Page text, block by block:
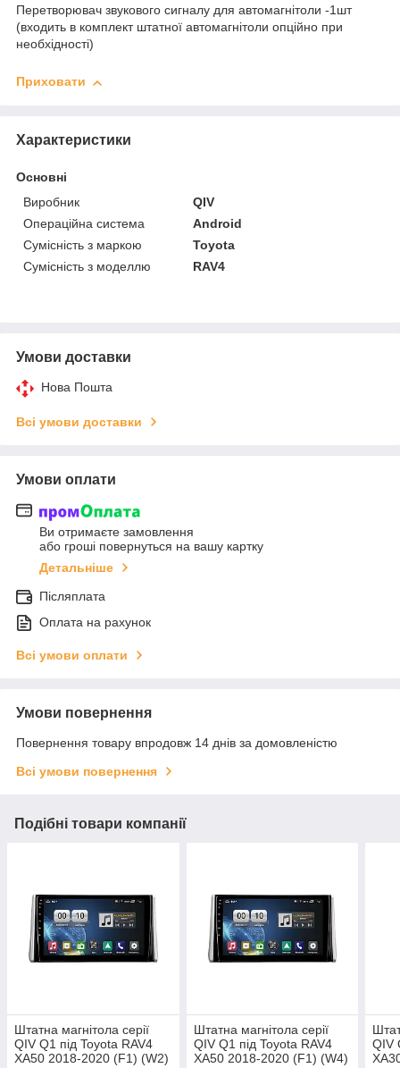
Перетворювач звукового сигналу для автомагнітоли -1шт
(входить в комплект штатної автомагнітоли опційно при
необхідності)
Приховати
Характеристики
Основні
Виробник
QIV
Операційна система
Android
Сумісність з маркою
Toyota
Сумісність з моделлю
RAV4
Умови доставки
Нова Пошта
Всі умови доставки
Умови оплати
Ви отримаєте замовлення
або гроші повернуться на вашу картку
Детальніше
Післяплата
Оплата на рахунок
Всі умови оплати
Умови повернення
Повернення товару впродовж 14 днів за домовленістю
Всі умови повернення
Подібні товари компанії
Штатна магнітола серії
QIV Q1 під Toyota RAV4
XA50 2018-2020 (F1) (W2)
Штатна магнітола серії
QIV Q1 під Toyota RAV4
XA50 2018-2020 (F1) (W4)
QIV